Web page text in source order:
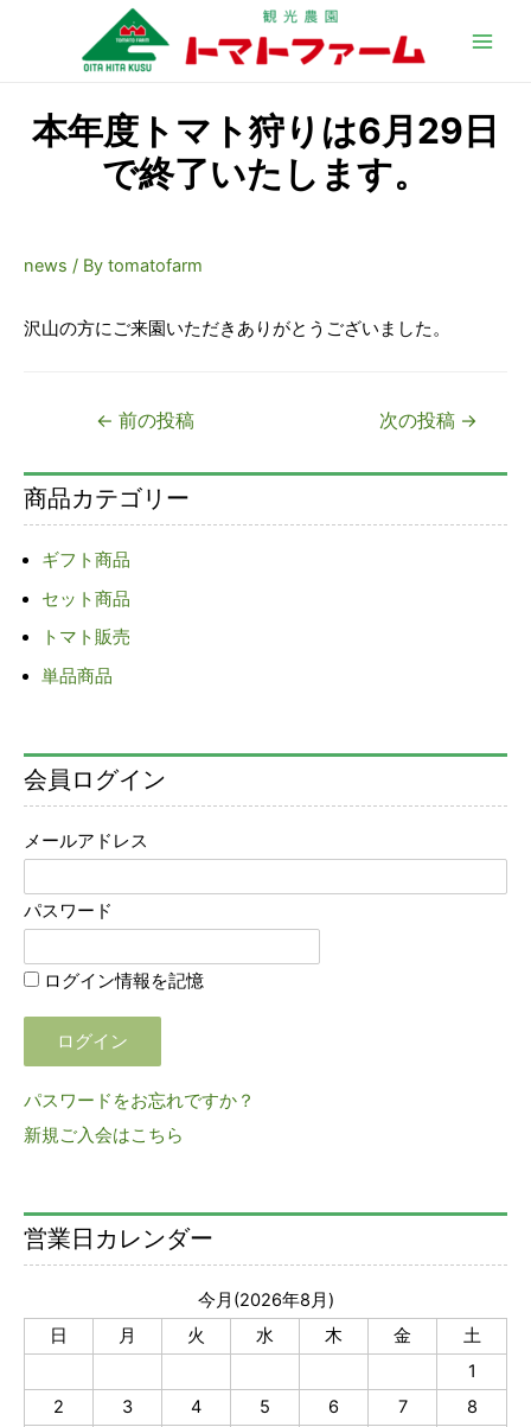
本年度トマト狩りは6月29日
で終了いたします。
news / By tomatofarm
沢山の方にご来園いただきありがとうございました。
ナ
ビ
シ
ョ
ン
← 前の投稿 次の投稿 →
商品カテゴリー
ギフト商品
セット商品
トマト販売
単品商品
会員ログイン
メールアドレス
パスワード
ログイン情報を記憶
パスワードをお忘れですか？
新規ご入会はこちら
営業日カレンダー
今月(2026年8月)
日
月 火 水 木 金
土
1
2
3 4 5 6 7
8